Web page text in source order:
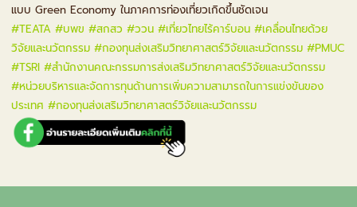
แบบ Green Economy ในภาคการท่องเที่ยวเกิดขึ้นชัดเจน
#TEATA #บพข #สกสว #ววน #เที่ยวไทยไร้คาร์บอน #เคลื่อนไทยด้วย
วิจัยและนวัตกรรม #กองทุนส่งเสริมวิทยาศาสตร์วิจัยและนวัตกรรม #PMUC
#TSRI #สำนักงานคณะกรรมการส่งเสริมวิทยาศาสตร์วิจัยและนวัตกรรม
#หน่วยบริหารและจัดการทุนด้านการเพิ่มความสามารถในการแข่งขันของ
ประเทศ #กองทุนส่งเสริมวิทยาศาสตร์วิจัยและนวัตกรรม